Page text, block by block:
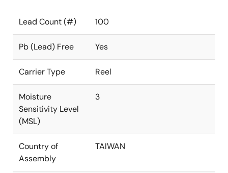
Lead Count (#) 100
Pb (Lead) Free Yes
Carrier Type Reel
Moisture
Sensitivity Level
(MSL)
3
Country of
Assembly
TAIWAN